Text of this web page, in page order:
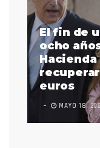
El fin de
ocho
euros
MAYO 18,